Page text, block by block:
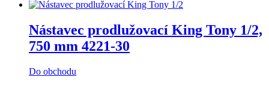
Nástavec prodlužovací King Tony 1/2,
750 mm 4221-30
Do obchodu